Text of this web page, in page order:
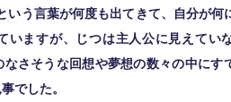
う言葉が何度も出てきて、自分が何
いますが、じつは主人公に見えてい
さそうな回想や夢想の数々の中にす
でした。